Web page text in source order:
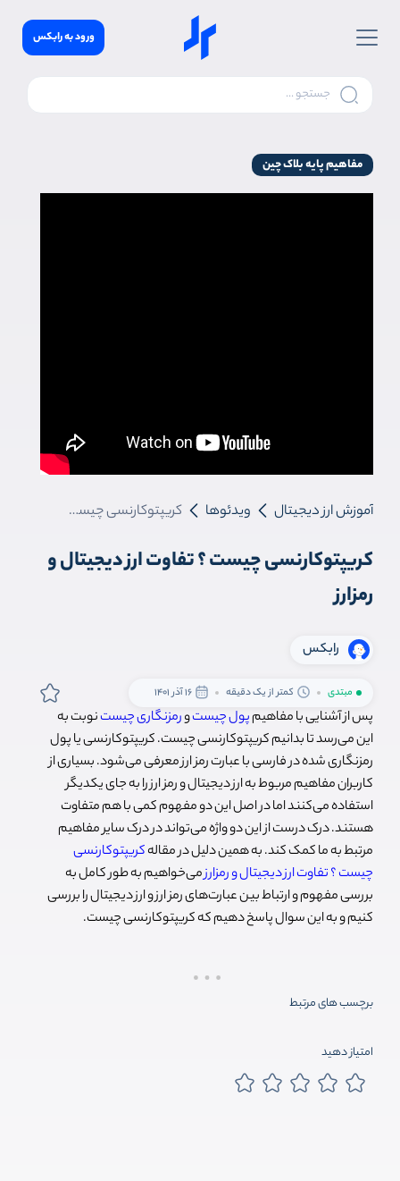
ورود به رابکس
مفاهیم پایه بلاک چین
آموزش ارز دیجیتال ویدئوها کریپتوکارنسی چیست ؟ تفاوت ارز دیجیتال و رمزارز
کریپتوکارنسی چیست ؟ تفاوت ارز دیجیتال و
رمزارز
رابکس
مبتدی کمتر از یک دقیقه 16 آذر 1401
پس از آشنایی با مفاهیمپول چیستورمزنگاری چیستنوبت به
این می‌رسد تا بدانیم کریپتوکارنسی چیست. کریپتوکارنسی یا پول
رمزنگاری شده در فارسی با عبارت رمز ارز معرفی می‌شود. بسیاری از
کاربران مفاهیم مربوط به ارز دیجیتال و رمز ارز را به جای یکدیگر
استفاده می‌کنند اما در اصل این دو مفهوم کمی با هم متفاوت
هستند. درک درست از این دو واژه می‌تواند در درک سایر مفاهیم
مرتبط به ما کمک کند. به همین دلیل در مقالهکریپتوکارنسی
چیست ؟ تفاوت ارز دیجیتال و رمزارزمی‌خواهیم به طور کامل به
بررسی مفهوم و ارتباط بین عبارت‌های رمز ارز و ارز دیجیتال را بررسی
کنیم و به این سوال پاسخ دهیم که کریپتوکارنسی چیست.
برچسب های مرتبط
امتیاز دهید